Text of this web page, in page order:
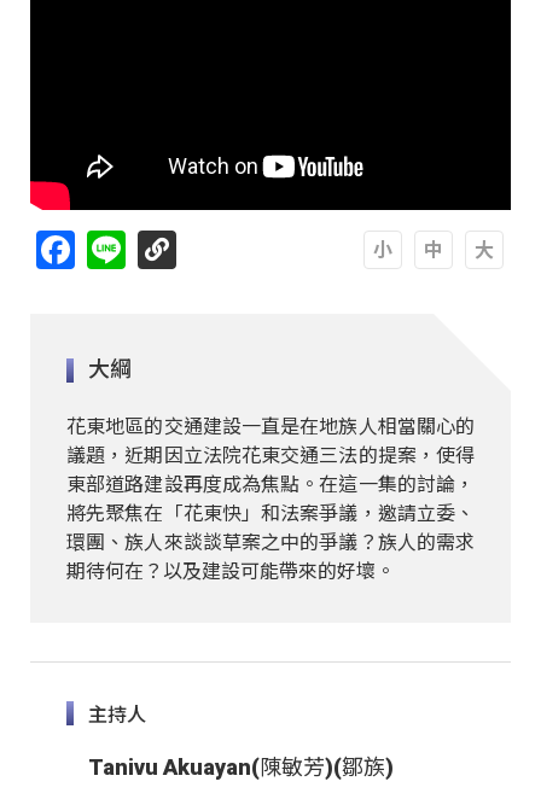
Facebook
Line
大綱
花東地區的交通建設一直是在地族人相當關心的
議題，近期因立法院花東交通三法的提案，使得
東部道路建設再度成為焦點。在這一集的討論，
將先聚焦在「花東快」和法案爭議，邀請立委、
環團、族人來談談草案之中的爭議？族人的需求
期待何在？以及建設可能帶來的好壞。
主持人
Tanivu Akuayan(陳敏芳)(鄒族)